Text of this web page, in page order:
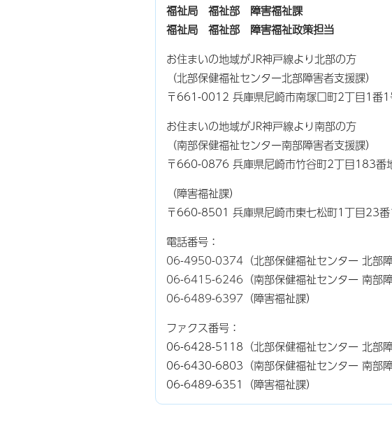
福祉局 福祉部 障害福祉課
福祉局 福祉部 障害福祉政策担当
お住まいの地域がJR神戸線より北部の方
（北部保健福祉センター北部障害者支援課）
〒661-0012 兵庫県尼崎市南塚口町2丁目1番
お住まいの地域がJR神戸線より南部の方
（南部保健福祉センター南部障害者支援課）
〒660-0876 兵庫県尼崎市竹谷町2丁目183番
（障害福祉課）
〒660-8501 兵庫県尼崎市東七松町1丁目23
電話番号：
06-4950-0374 （北部保健福祉センター 北部
06-6415-6246 （南部保健福祉センター 南部
06-6489-6397 （障害福祉課）
ファクス番号：
06-6428-5118（北部保健福祉センター 北部障
06-6430-6803（南部保健福祉センター 南部障
06-6489-6351（障害福祉課）